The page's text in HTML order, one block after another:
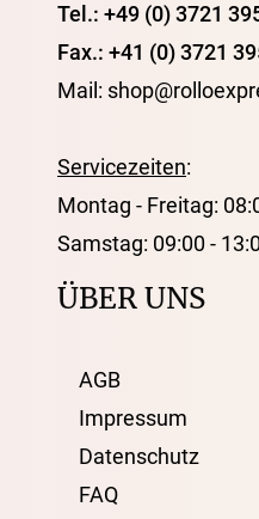
Tel.: +49 (0) 3721
Fax.: +41 (0) 3721
Mail:
Servicezeiten:
Montag - Freitag:
Samstag: 09:00 -
ÜBER UNS
AGB
Impressum
Datenschutz
FAQ